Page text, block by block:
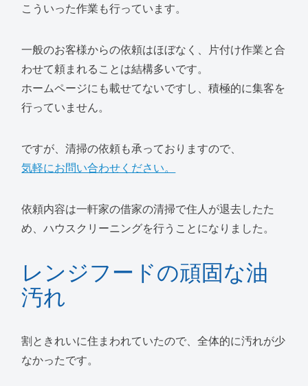
こういった作業も行っています。
一般のお客様からの依頼はほぼなく、片付け作業と合
わせて頼まれることは結構多いです。
ホームページにも載せてないですし、積極的に集客を
行っていません。
ですが、清掃の依頼も承っておりますので、
気軽にお問い合わせください。
依頼内容は一軒家の借家の清掃で住人が退去したた
め、ハウスクリーニングを行うことになりました。
レンジフードの頑固な油
汚れ
割ときれいに住まわれていたので、全体的に汚れが少
なかったです。